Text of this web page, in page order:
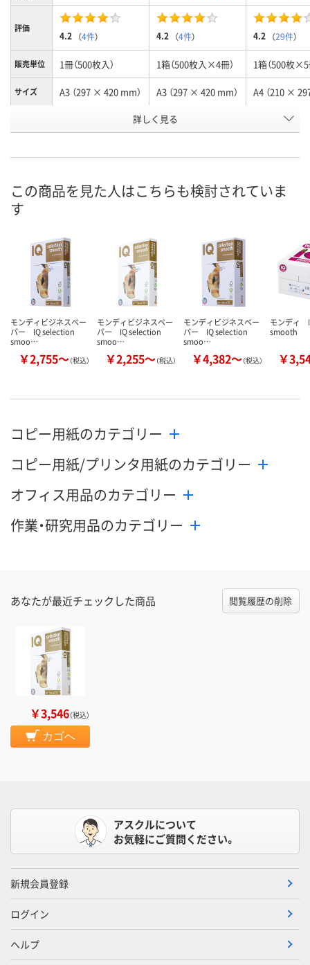
評価
4.2 （4件） 4.2 （4件） 4.2 （29件）
販売単位 1冊（500枚入） 1箱（500枚入×4冊） 1箱（500枚×5
サイズ A3 （297 × 420 mm） A3 （297 × 420 mm） A4 （210 ×
532431
カゴへ カゴへ
詳しく見る
この商品を見た人はこちらも検討されていま
す
モンディビジネスペー
パー IQ selection
smoo…
￥2,755～（税込）
モンディビジネスペー
パー IQ selection
smoo…
￥2,255～（税込）
モンディビジネスペー
パー IQ selection
smoo…
￥4,382～（税込）
モンディ
smooth
￥
コピー用紙のカテゴリー
コピー用紙/プリンタ用紙のカテゴリー
オフィス用品のカテゴリー
作業・研究用品のカテゴリー
あなたが最近チェックした商品 閲覧履歴の削除
￥3,546（税込）
カゴへ
アスクルについて
お気軽にご質問ください。
新規会員登録
ログイン
ヘルプ